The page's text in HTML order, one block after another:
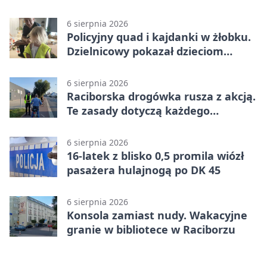
6 sierpnia 2026
Policyjny quad i kajdanki w żłobku.
Dzielnicowy pokazał dzieciom
6 sierpnia 2026
Raciborska drogówka rusza z akcją.
Te zasady dotyczą każdego
6 sierpnia 2026
16-latek z blisko 0,5 promila wiózł
pasażera hulajnogą po DK 45
6 sierpnia 2026
Konsola zamiast nudy. Wakacyjne
granie w bibliotece w Raciborzu